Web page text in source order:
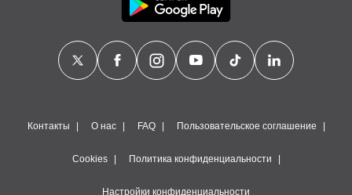
Контакты О нас FAQ Пользовательское соглашение
Cookies Политика конфиденциальности
Настройки конфиденциальности